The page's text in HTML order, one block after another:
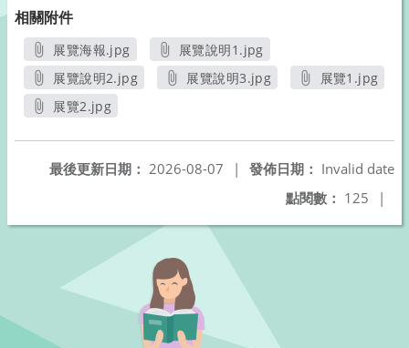
相關附件
展覽海報.jpg
另開新視窗
展覽說明1.jpg
另開新視窗
展覽說明2.jpg
另開新視窗
展覽說明3.jpg
展覽1.jpg
展覽2.jpg
發佈日期： Invalid date
最後更新日期： 2026-08-07
|
點閱數： 125 |